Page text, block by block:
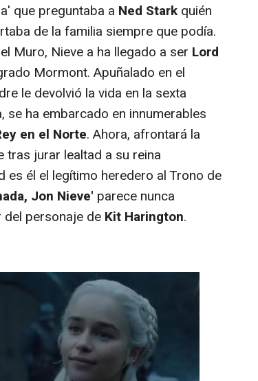
que preguntaba a Ned Stark quién
de la familia siempre que podía.
Muro, Nieve a ha llegado a ser Lord
Mormont. Apuñalado en el
le devolvió la vida en la sexta
se ha embarcado en innumerables
en el Norte. Ahora, afrontará la
tras jurar lealtad a su reina
es él el legítimo heredero al Trono de
Jon Nieve' parece nunca
personaje de Kit Harington.